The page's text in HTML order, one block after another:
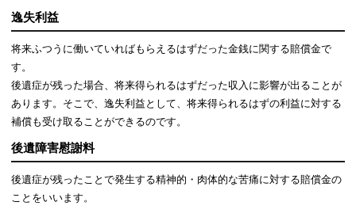
逸失利益
将来ふつうに働いていればもらえるはずだった金銭に関する賠償金で
す。
後遺症が残った場合、将来得られるはずだった収入に影響が出ることが
あります。そこで、逸失利益として、将来得られるはずの利益に対する
補償も受け取ることができるのです。
後遺障害慰謝料
後遺症が残ったことで発生する精神的・肉体的な苦痛に対する賠償金の
ことをいいます。